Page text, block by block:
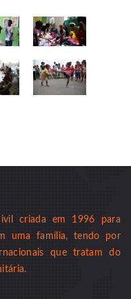
criada em 1996 para
uma família, tendo por
que tratam do